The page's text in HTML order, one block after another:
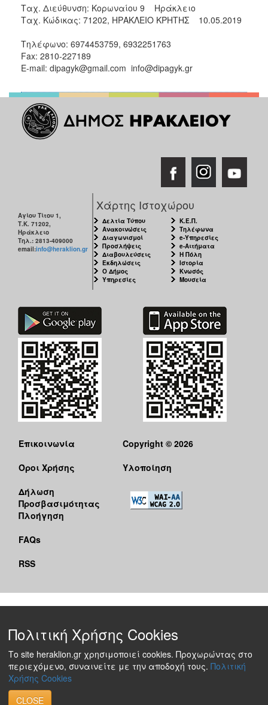
Ταχ. Διεύθυνση: Κορωναίου 9 Ηράκλειο
Ταχ. Κώδικας: 71202, ΗΡΑΚΛΕΙΟ ΚΡΗΤΗΣ 10.05.2019
Τηλέφωνο: 6974453759, 6932251763
Fax: 2810-227189
E-mail: dipagyk@gmail.com info@dipagyk.gr
Αγίου Τίτου 1,
Τ.Κ. 71202,
Ηράκλειο
Τηλ.: 2813-409000
email:info@heraklion.gr
Χάρτης Ιστοχώρου
Δελτία Τύπου
Ανακοινώσεις
Διαγωνισμοί
Προσλήψεις
Διαβουλεύσεις
Εκδηλώσεις
Ο Δήμος
Υπηρεσίες
Κ.Ε.Π.
Τηλέφωνα
e-Υπηρεσίες
e-Αιτήματα
Η Πόλη
Ιστορία
Κνωσός
Μουσεία
Επικοινωνία
Όροι Χρήσης
Δήλωση
Προσβασιμότητας
Πλοήγηση
FAQs
RSS
Copyright © 2026
Υλοποίηση
Πολιτική Χρήσης Cookies
Το site heraklion.gr χρησιμοποιεί cookies. Προχωρώντας στο
περιεχόμενο, συναινείτε με την αποδοχή τους. Πολιτική
Χρήσης Cookies
CLOSE